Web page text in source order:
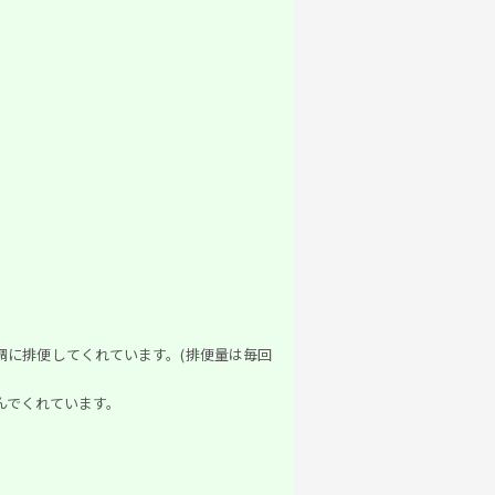
に排便してくれています。(排便量は毎回
くれています。